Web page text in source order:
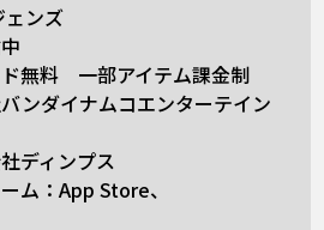
ェンズ
無料 一部アイテム課金制
ンダイナムコエンターテイン
ディンプス
ム：App Store、